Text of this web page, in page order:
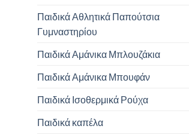
Παιδικά Αθλητικά Παπούτσια
Γυμναστηρίου
Παιδικά Αμάνικα Μπλουζάκια
Παιδικά Αμάνικα Μπουφάν
Παιδικά Ισοθερμικά Ρούχα
Παιδικά καπέλα